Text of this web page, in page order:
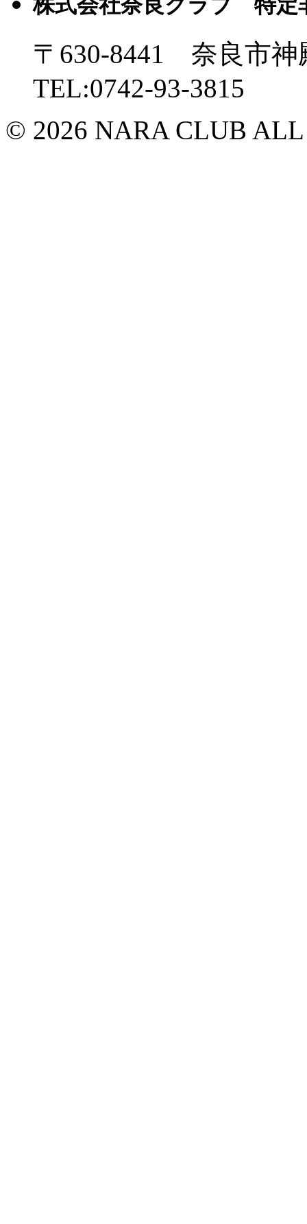
〒630-8441 奈良市
TEL:0742-93-3815
© 2026 NARA CLUB ALL